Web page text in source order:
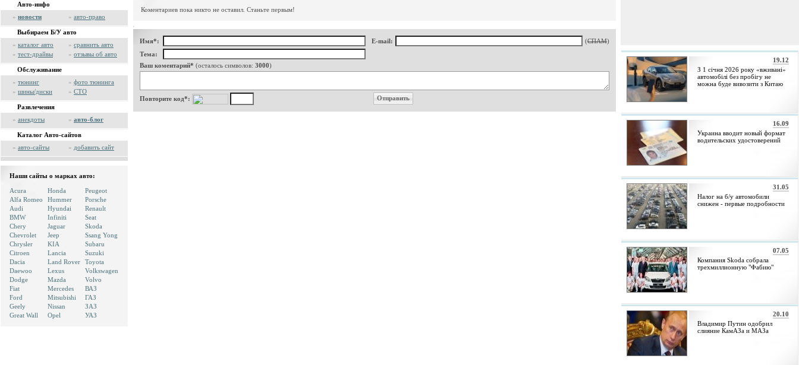
Авто-инфо
» новости » авто-право
Выбираем Б/У авто
» каталог авто » сравнить авто
» тест-драйвы » отзывы об авто
Обслуживание
» тюнинг » фото тюнинга
» шины/диски » СТО
Развлечения
» анекдоты » авто-блог
Каталог Авто-сайтов
» авто-сайты » добавить сайт
Наши сайты о марках авто:
Acura
Alfa Romeo
Audi
BMW
Chery
Chevrolet
Chrysler
Citroen
Dacia
Daewoo
Dodge
Fiat
Ford
Geely
Great Wall
Honda
Hummer
Hyundai
Infiniti
Jaguar
Jeep
KIA
Lancia
Land Rover
Lexus
Mazda
Mercedes
Mitsubishi
Nissan
Opel
Peugeot
Porsche
Renault
Seat
Skoda
Ssang Yong
Subaru
Suzuki
Toyota
Volkswagen
Volvo
ВАЗ
ГАЗ
ЗАЗ
УАЗ
Коментариев пока никто не оставил. Станьте первым!
Имя*: E-mail: (СПАМ)
Тема:
Ваш коментарий* (осталось символов: 3000)
Повторите код*:
19.12
З 1 січня 2026 року «вживані»
автомобілі без пробігу не
можна буде вивозити з Китаю
16.09
Украина вводит новый формат
водительских удостоверений
31.05
Налог на б/у автомобили
снижен - первые подробности
07.05
Компания Skoda собрала
трехмиллионную "Фабию"
20.10
Владимир Путин одобрил
слияние КамАЗа и МАЗа